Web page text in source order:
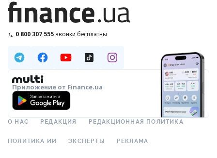
0 800 307 555 звонки бесплатны
Приложение от Finance.ua
О НАС РЕДАКЦИЯ РЕДАКЦИОННАЯ ПОЛИТИКА
ПОЛИТИКА ИИ ЭКСПЕРТЫ РЕКЛАМА